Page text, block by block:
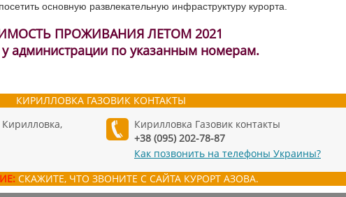
основную развлекательную инфраструктуру курорта.
ПРОЖИВАНИЯ ЛЕТОМ 2021
у администрации по указанным номерам.
КИРИЛЛОВКА ГАЗОВИК КОНТАКТЫ
Кирилловка,
Кирилловка Газовик контакты
+38 (095) 202-78-87
Как позвонить на телефоны Украины?
СКАЖИТЕ, ЧТО ЗВОНИТЕ С САЙТА КУРОРТ АЗОВА.